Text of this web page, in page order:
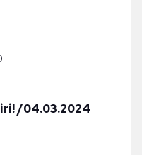
/04.03.2024